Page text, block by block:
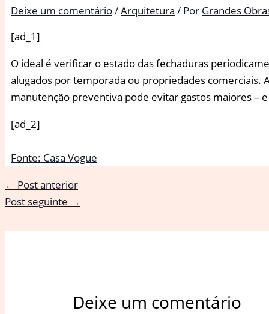
Deixe um comentário/Arquitetura / Por Grandes
[ad_1]
O ideal é verificar o estado das fechaduras
alugados por temporada ou propriedades comerciais.
manutenção preventiva pode evitar gastos maiores –
[ad_2]
Fonte: Casa Vogue
← Post anterior
Post seguinte →
Deixe um comentário